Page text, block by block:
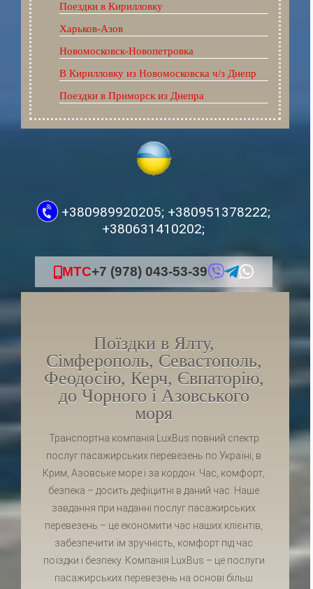
Поездки в Кирилловку
Харьков-Азов
Новомосковск-Новопетровка
В Кирилловку из Новомосковска ч/з Днепр
Поездки в Приморск из Днепра
+380989920205; +380951378222;
+380631410202;
МТС+7 (978) 043-53-39
Поїздки в Ялту,
Сімферополь, Севастополь,
Феодосію, Керч, Євпаторію,
до Чорного і Азовського
моря
Транспортна компанія LuxBus повний спектр
послуг пасажирських перевезень по Україні, в
Крим, Азовське море і за кордон. Час, комфорт,
безпека – досить дефіцитні в даний час. Наше
завдання при наданні послуг пасажирських
перевезень – це економити час наших клієнтів,
забезпечити їм зручність, комфорт під час
поїздки і безпеку. Компанія LuxBus – це послуги
пасажирських перевезень на основі більш